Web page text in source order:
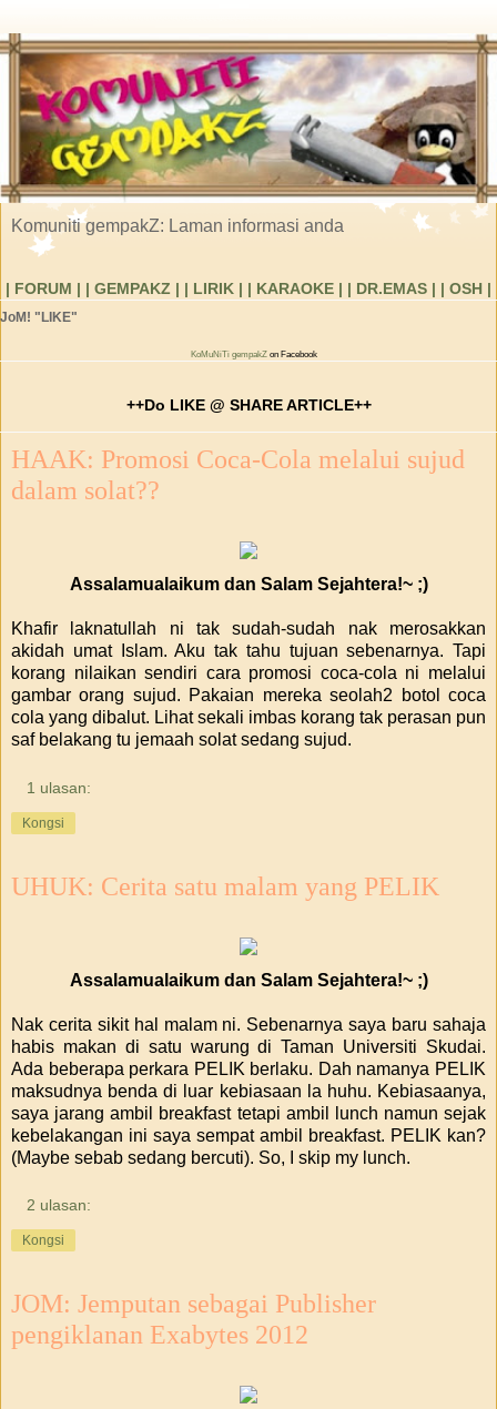
Komuniti gempakZ: Laman informasi anda
| FORUM | | GEMPAKZ | | LIRIK | | KARAOKE | | DR.EMAS | | OSH |
JoM! "LIKE"
KoMuNiTi gempakZ on Facebook
++Do LIKE @ SHARE ARTICLE++
HAAK: Promosi Coca-Cola melalui sujud
dalam solat??
Assalamualaikum dan Salam Sejahtera!~ ;)
Khafir laknatullah ni tak sudah-sudah nak merosakkan
akidah umat Islam. Aku tak tahu tujuan sebenarnya. Tapi
korang nilaikan sendiri cara promosi coca-cola ni melalui
gambar orang sujud. Pakaian mereka seolah2 botol coca
cola yang dibalut. Lihat sekali imbas korang tak perasan pun
saf belakang tu jemaah solat sedang sujud.
1 ulasan:
Kongsi
UHUK: Cerita satu malam yang PELIK
Assalamualaikum dan Salam Sejahtera!~ ;)
Nak cerita sikit hal malam ni. Sebenarnya saya baru sahaja
habis makan di satu warung di Taman Universiti Skudai.
Ada beberapa perkara PELIK berlaku. Dah namanya PELIK
maksudnya benda di luar kebiasaan la huhu. Kebiasaanya,
saya jarang ambil breakfast tetapi ambil lunch namun sejak
kebelakangan ini saya sempat ambil breakfast. PELIK kan?
(Maybe sebab sedang bercuti). So, I skip my lunch.
2 ulasan:
Kongsi
JOM: Jemputan sebagai Publisher
pengiklanan Exabytes 2012